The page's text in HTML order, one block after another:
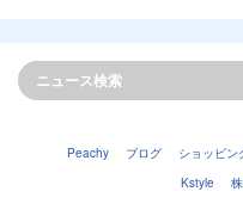
Peachy ブログ ショッピン
Kstyle